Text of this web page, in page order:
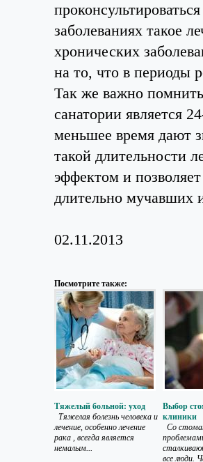
заболеваниях такое
хронических
на то, что в периоды
Так же важно
санатории является
меньшее время дают
такой длительности
эффектом и
длительно мучавших
02.11.2013
Посмотрите также:
Тяжелый больной: уход
Тяжелая болезнь человека и
лечение, особенно лечение
рака , всегда является
немалым...
Выбор
клиники
Со
все люди.